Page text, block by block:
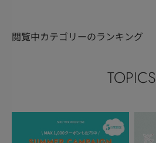
閲覧中カテゴリーのランキング
TOPICS